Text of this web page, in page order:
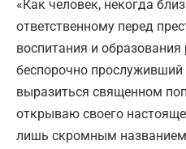
«Как человек, некогда
ответственному перед
воспитания и
беспорочно
выразиться священном
открываю своего
лишь скромным